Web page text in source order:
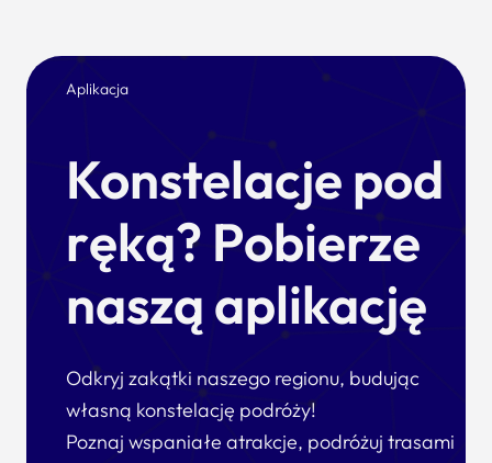
Aplikacja
Konstelacje pod
ręką? Pobierze
naszą aplikację
Odkryj zakątki naszego regionu, budując
własną konstelację podróży!
Poznaj wspaniałe atrakcje, podróżuj trasami